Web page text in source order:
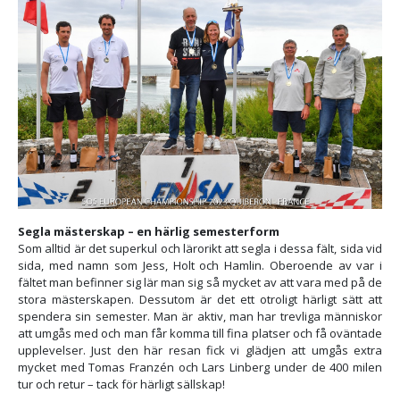
Segla mästerskap – en härlig semesterform
Som alltid är det superkul och lärorikt att segla i dessa fält, sida vid
sida, med namn som Jess, Holt och Hamlin. Oberoende av var i
fältet man befinner sig lär man sig så mycket av att vara med på de
stora mästerskapen. Dessutom är det ett otroligt härligt sätt att
spendera sin semester. Man är aktiv, man har trevliga människor
att umgås med och man får komma till fina platser och få oväntade
upplevelser. Just den här resan fick vi glädjen att umgås extra
mycket med Tomas Franzén och Lars Linberg under de 400 milen
tur och retur – tack för härligt sällskap!